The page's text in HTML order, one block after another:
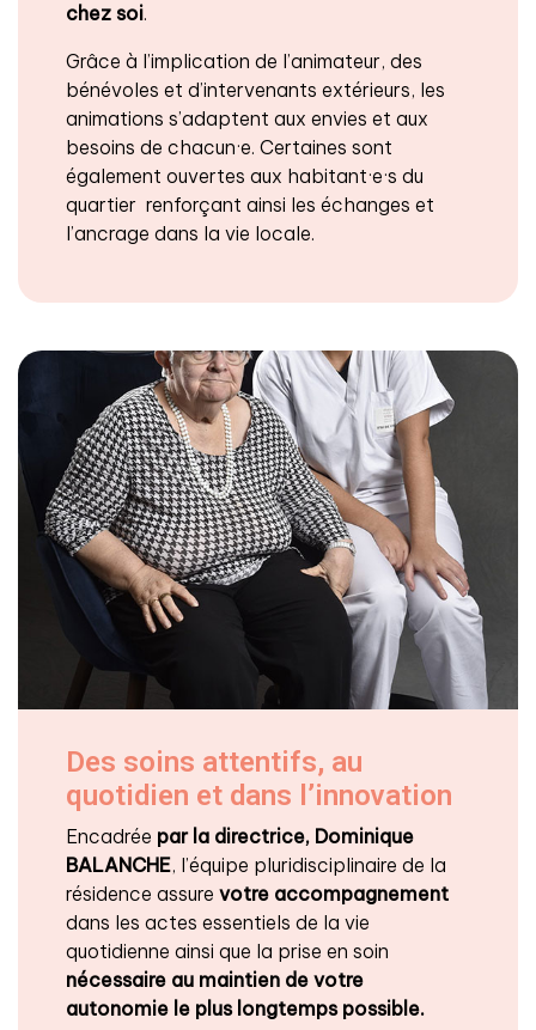
chez soi.
Grâce à l’implication de l’animateur, des
bénévoles et d’intervenants extérieurs, les
animations s’adaptent aux envies et aux
besoins de chacun·e. Certaines sont
également ouvertes aux habitant·e·s du
quartier renforçant ainsi les échanges et
l’ancrage dans la vie locale.
Des soins attentifs, au
quotidien et dans l’innovation
Encadrée par la directrice, Dominique
BALANCHE, l’équipe pluridisciplinaire de la
résidence assure votre accompagnement
dans les actes essentiels de la vie
quotidienne ainsi que la prise en soin
nécessaire au maintien de votre
autonomie le plus longtemps possible.